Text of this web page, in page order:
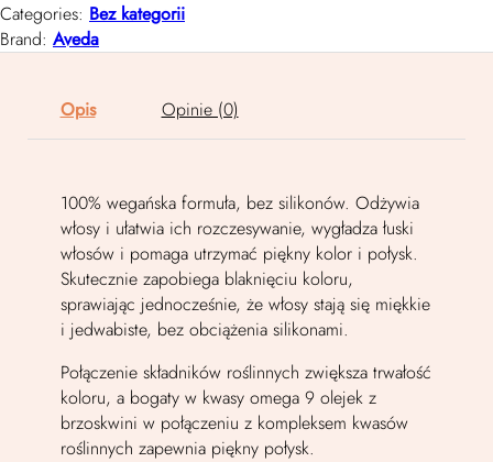
Categories: Bez kategorii
Brand: Aveda
Opis Opinie (0)
100% wegańska formuła, bez silikonów. Odżywia
włosy i ułatwia ich rozczesywanie, wygładza łuski
włosów i pomaga utrzymać piękny kolor i połysk.
Skutecznie zapobiega blaknięciu koloru,
sprawiając jednocześnie, że włosy stają się miękkie
i jedwabiste, bez obciążenia silikonami.
Połączenie składników roślinnych zwiększa trwałość
koloru, a bogaty w kwasy omega 9 olejek z
brzoskwini w połączeniu z kompleksem kwasów
roślinnych zapewnia piękny połysk.